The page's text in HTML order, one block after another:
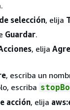
selección, elija
Guardar.
, elija
, escriba un
escriba
acción, elija